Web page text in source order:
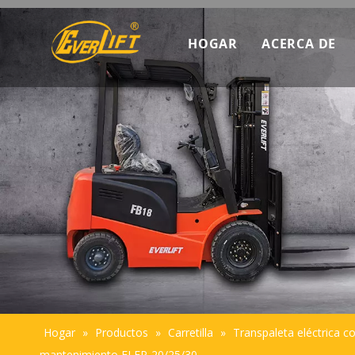
HOGAR ACERCA DE
Descubra
Datos de
Hogar » Productos » Carretilla » Transpaleta eléctrica